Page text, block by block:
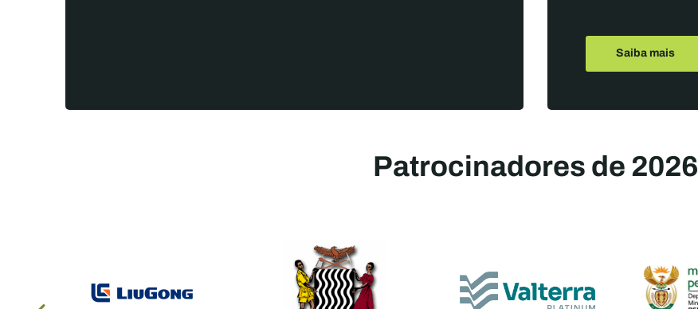
Saiba mais
Patrocinadores de 2026